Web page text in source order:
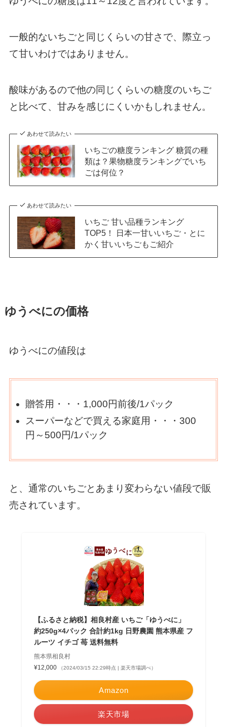
一般的ないちごと同じくらいの甘さで、際立っ
て甘いわけではありません。
酸味があるので他の同じくらいの糖度のいちご
と比べて、甘みを感じにくいかもしれません。
あわせて読みたい
いちごの糖度ランキング 糖質の種
類は？果物糖度ランキングでいち
ごは何位？
あわせて読みたい
いちご 甘い品種ランキング
TOP5！ 日本一甘いいちご・とに
かく甘いいちごもご紹介
ゆうべにの価格
ゆうべにの値段は
贈答用・・・1,000円前後/1パック
スーパーなどで買える家庭用・・・300
円～500円/1パック
と、通常のいちごとあまり変わらない値段で販
売されています。
【ふるさと納税】相良村産 いちご「ゆうべに」
約250g×4パック 合計約1kg 日野農園 熊本県産 フ
ルーツ イチゴ 苺 送料無料
熊本県相良村
¥12,000
（2024/03/15 22:29時点 | 楽天市場調べ）
Amazon
楽天市場